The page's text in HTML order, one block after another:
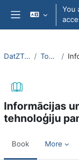
Skip to main content
You
DatZT008 Topic 1
Informācijas
tehnoloģiju
Book More